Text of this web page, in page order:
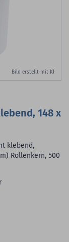
Bild erstellt mit KI
148 x
klebend,
Rollenkern, 500